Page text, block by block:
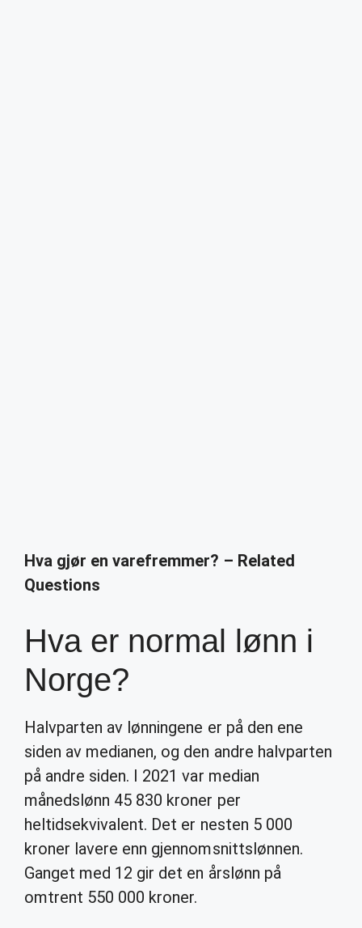
Hva gjør en varefremmer? – Related
Questions
Hva er normal lønn i
Norge?
Halvparten av lønningene er på den ene
siden av medianen, og den andre halvparten
på andre siden. I 2021 var median
månedslønn 45 830 kroner per
heltidsekvivalent. Det er nesten 5 000
kroner lavere enn gjennomsnittslønnen.
Ganget med 12 gir det en årslønn på
omtrent 550 000 kroner.